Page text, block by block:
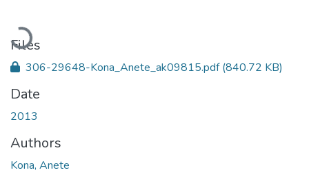
Loading...
Files
306-29648-Kona_Anete_ak09815.pdf(840.72 KB)
Date
2013
Authors
Kona, Anete